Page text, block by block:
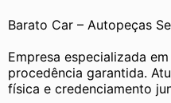
Barato Car – Autopeças
Empresa especializada
procedência garantida.
física e credenciamento